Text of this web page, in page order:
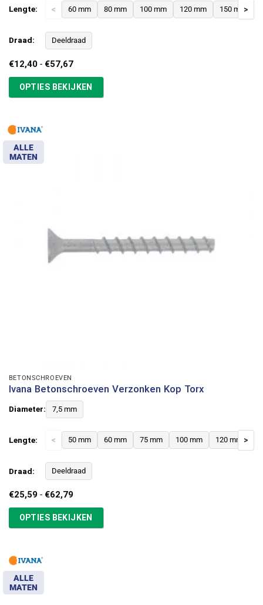
Lengte: < 60 mm 80 mm 100 mm 120 mm 150 mm>
Draad: Deeldraad
€12,40 - €57,67Prijsklasse:
€57,67
OPTIES BEKIJKEN
ALLE
MATEN
BETONSCHROEVEN
Ivana Betonschroeven Verzonken Kop Torx
Diameter: 7,5 mm
Lengte: < 50 mm 60 mm 75 mm 100 mm 120 mm >
Draad: Deeldraad
€25,59 - €62,79Prijsklasse:
tot
€62,79
OPTIES BEKIJKEN
ALLE
MATEN